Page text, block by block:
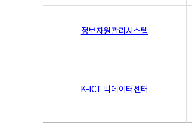
정보자원관리시스템
K-ICT 빅데이터센터